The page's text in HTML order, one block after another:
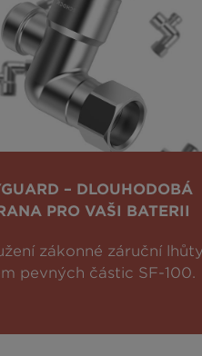
– DLOUHODOBÁ
PRO VAŠI BATERII
zákonné záruční lhůty
pevných částic SF-100.